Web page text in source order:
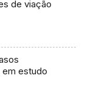
de viação
estudo